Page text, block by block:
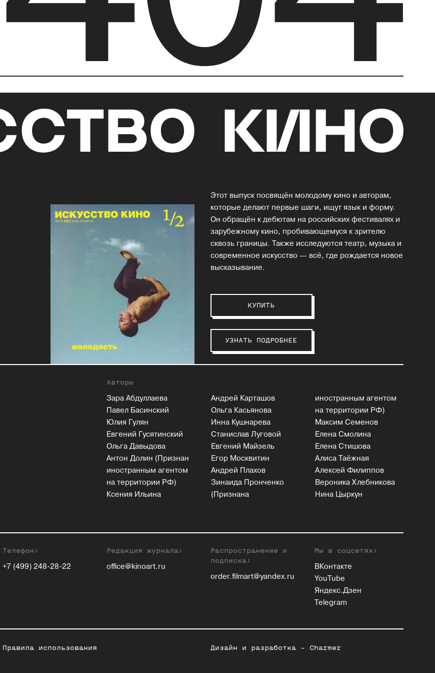
Этот выпуск посвящён молодому кино и авторам,
которые делают первые шаги, ищут язык и форму.
Он обращён к дебютам на российских фестивалях и
зарубежному кино, пробивающемуся к зрителю
сквозь границы. Также исследуются театр, музыка и
современное искусство — всё, где рождается новое
высказывание.
КУПИТЬ
УЗНАТЬ ПОДРОБНЕЕ
Авторы
Зара Абдуллаева
Павел Басинский
Юлия Гулян
Евгений Гусятинский
Ольга Давыдова
Антон Долин (Признан
иностранным агентом
на территории РФ)
Ксения Ильина
Андрей Карташов
Ольга Касьянова
Инна Кушнарева
Станислав Луговой
Евгений Майзель
Егор Москвитин
Андрей Плахов
Зинаида Пронченко
(Признана
иностранным агентом
на территории РФ)
Максим Семенов
Елена Смолина
Елена Стишова
Алиса Таёжная
Алексей Филиппов
Вероника Хлебникова
Нина Цыркун
Телефон:
+7 (499) 248-28-22
Редакция журнала:
office@kinoart.ru
Распространение и
подписка:
order.filmart@yandex.ru
Мы в соцсетях:
ВКонтакте
YouTube
Яндекс.Дзен
Telegram
Правила использования Дизайн и разработка - Charmer